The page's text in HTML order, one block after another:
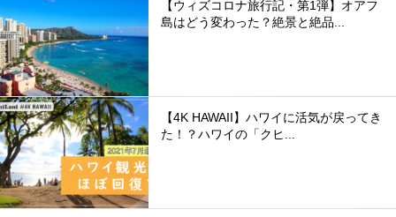
【ウィズコロナ旅行記・第1弾】オアフ
島はどう変わった？絶景と絶品...
【4K HAWAII】ハワイに活気が戻ってき
た！？ハワイの「クヒ...